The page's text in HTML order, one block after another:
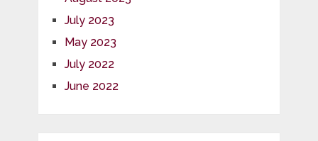
July 2023
May 2023
July 2022
June 2022